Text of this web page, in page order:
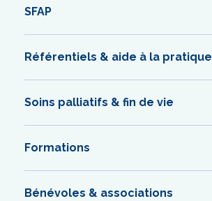
SFAP
Référentiels & aide à la pratique
Soins palliatifs & fin de vie
Formations
Bénévoles & associations